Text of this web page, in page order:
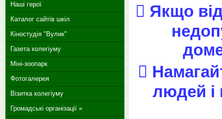
 Якщо

людей і
Наші герої
Каталог сайтів шкіл
Кіностудія "Вулик"
Газета колегіуму
Міні-зоопарк
Фотогалерея
Візитка колегіуму
Громадські організації »